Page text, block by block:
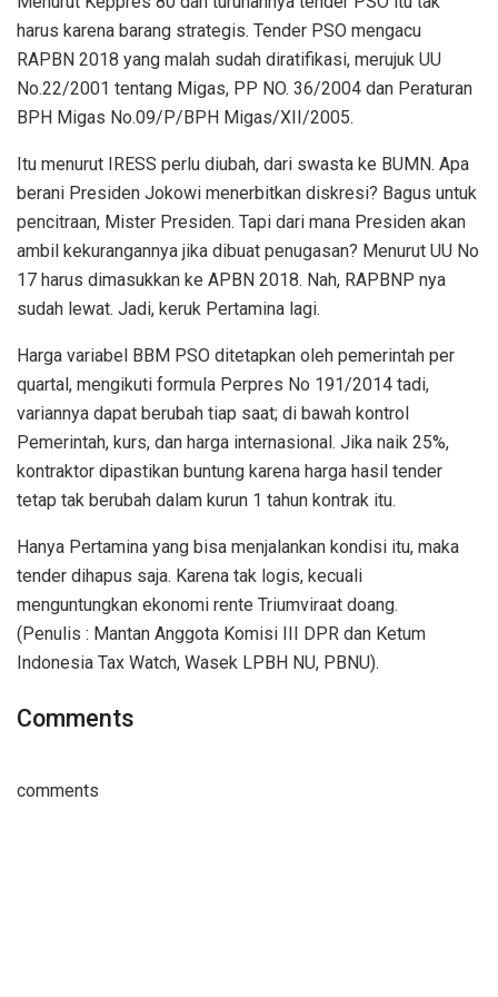
harus karena barang strategis. Tender PSO mengacu
RAPBN 2018 yang malah sudah diratifikasi, merujuk UU
No.22/2001 tentang Migas, PP NO. 36/2004 dan Peraturan
BPH Migas No.09/P/BPH Migas/XII/2005.
Itu menurut IRESS perlu diubah, dari swasta ke BUMN. Apa
berani Presiden Jokowi menerbitkan diskresi? Bagus untuk
pencitraan, Mister Presiden. Tapi dari mana Presiden akan
ambil kekurangannya jika dibuat penugasan? Menurut UU No
17 harus dimasukkan ke APBN 2018. Nah, RAPBNP nya
sudah lewat. Jadi, keruk Pertamina lagi.
Harga variabel BBM PSO ditetapkan oleh pemerintah per
quartal, mengikuti formula Perpres No 191/2014 tadi,
variannya dapat berubah tiap saat; di bawah kontrol
Pemerintah, kurs, dan harga internasional. Jika naik 25%,
kontraktor dipastikan buntung karena harga hasil tender
tetap tak berubah dalam kurun 1 tahun kontrak itu.
Hanya Pertamina yang bisa menjalankan kondisi itu, maka
tender dihapus saja. Karena tak logis, kecuali
menguntungkan ekonomi rente Triumviraat doang.
(Penulis : Mantan Anggota Komisi III DPR dan Ketum
Indonesia Tax Watch, Wasek LPBH NU, PBNU).
Comments
comments